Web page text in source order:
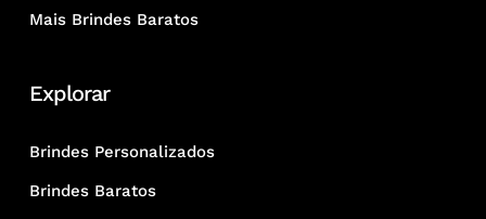
Mais Brindes Baratos
Explorar
Brindes Personalizados
Brindes Baratos